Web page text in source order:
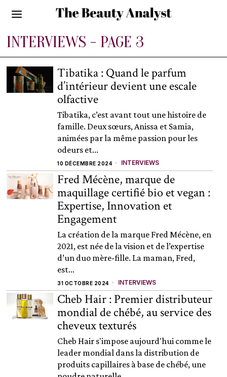
INTERVIEWS - PAGE 3
Tibatika : Quand le parfum
d’intérieur devient une escale
olfactive
Tibatika, c’est avant tout une histoire de
famille. Deux sœurs, Anissa et Samia,
animées par la même passion pour les
odeurs et...
10 DÉCEMBRE 2024 INTERVIEWS
Fred Mécène, marque de
maquillage certifié bio et vegan :
Expertise, Innovation et
Engagement
La création de la marque Fred Mécène, en
2021, est née de la vision et de l’expertise
d’un duo mère-fille. La maman, Fred,
est...
31 OCTOBRE 2024 INTERVIEWS
Cheb Hair : Premier distributeur
mondial de chébé, au service des
cheveux texturés
Cheb Hair s'impose aujourd'hui comme le
leader mondial dans la distribution de
produits capillaires à base de chébé, une